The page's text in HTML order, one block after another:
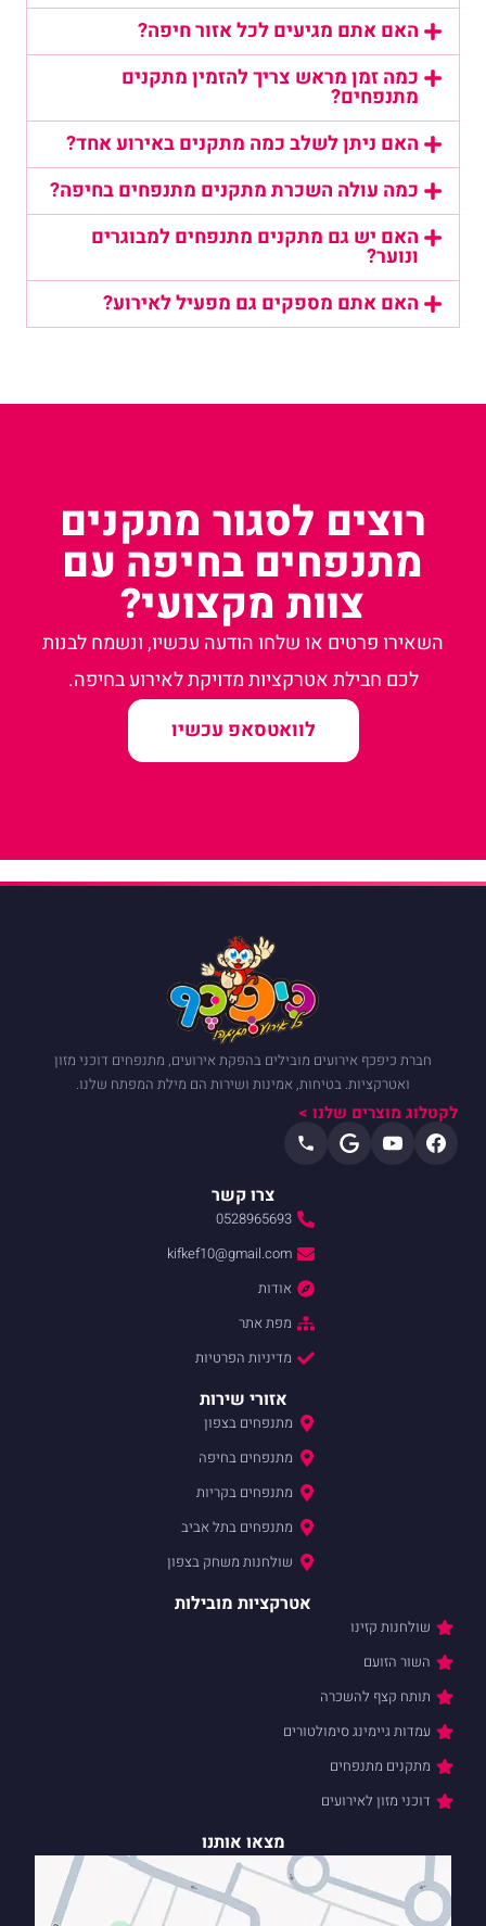
האם אתם מגיעים לכל אזור חיפה?
כמה זמן מראש צריך להזמין מתקנים
מתנפחים?
האם ניתן לשלב כמה מתקנים באירוע אחד?
כמה עולה השכרת מתקנים מתנפחים בחיפה?
האם יש גם מתקנים מתנפחים למבוגרים
ונוער?
האם אתם מספקים גם מפעיל לאירוע?
רוצים לסגור מתקנים
מתנפחים בחיפה עם
צוות מקצועי?
השאירו פרטים או שלחו הודעה עכשיו, ונשמח לבנות
לכם חבילת אטרקציות מדויקת לאירוע בחיפה.
לוואטסאפ עכשיו
חברת כיפכף אירועים מובילים בהפקת אירועים, מתנפחים דוכני מזון
ואטרקציות. בטיחות, אמינות ושירות הם מילת המפתח שלנו.
לקטלוג מוצרים שלנו >
צרו קשר
0528965693
kifkef10@gmail.com
אודות
מפת אתר
מדיניות הפרטיות
אזורי שירות
מתנפחים בצפון
מתנפחים בחיפה
מתנפחים בקריות
מתנפחים בתל אביב
שולחנות משחק בצפון
אטרקציות מובילות
שולחנות קזינו
השור הזועם
תותח קצף להשכרה
עמדות גיימינג סימולטורים
מתקנים מתנפחים
דוכני מזון לאירועים
מצאו אותנו